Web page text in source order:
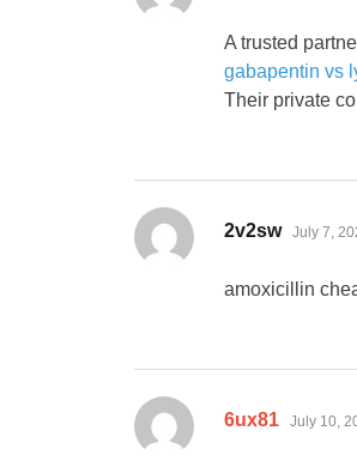
A trusted
gabapentin vs
Their private
2v2sw says:
July 7,
amoxicillin
6ux81 says:
July 10,